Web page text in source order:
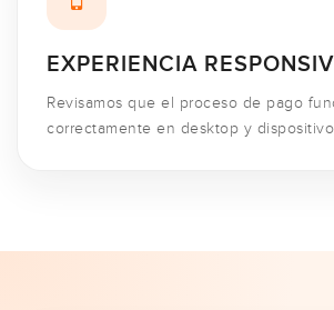
EXPERIENCIA
Revisamos que el proceso de pago
correctamente en desktop y